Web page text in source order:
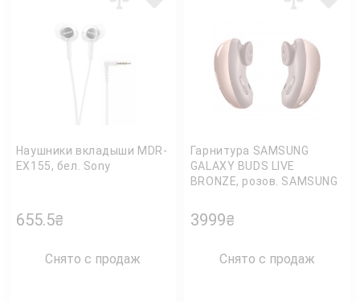
Наушники вкладыши MDR-
EX155, бел. Sony
655.5₴
Снято с продаж
Гарнитура SAMSUNG
GALAXY BUDS LIVE
BRONZE, розов. SAMSUNG
3999₴
Снято с продаж